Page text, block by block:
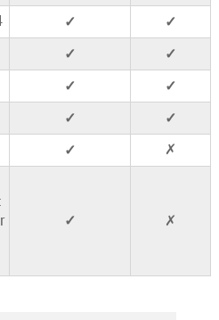
✓ ✓
✓ ✓
✓ ✓
✓ ✓
✓
✗
✓ ✗